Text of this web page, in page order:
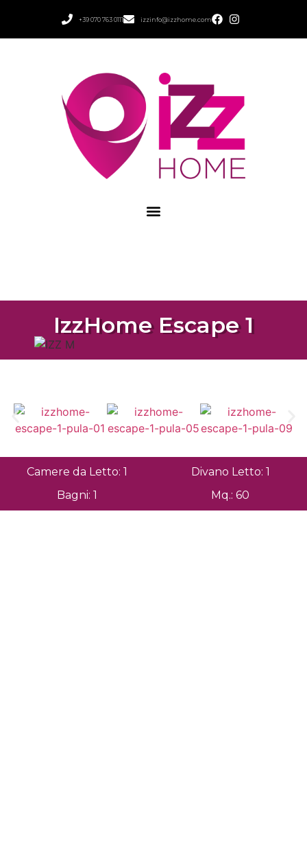
+39 070 763 0111 izzinfo@izzhome.com
IzzHome Escape 1
Camere da Letto: 1
Divano Letto: 1
Bagni: 1
Mq.: 60